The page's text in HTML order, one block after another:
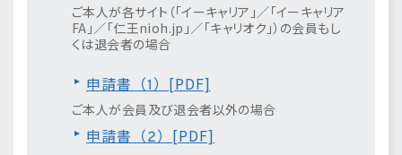
ご本人が各サイト（「イーキャリア」／「イーキャリア
FA」／「仁王nioh.jp」／「キャリオク」）の会員もし
くは退会者の場合
申請書（1）[PDF]
ご本人が会員及び退会者以外の場合
申請書（2）[PDF]